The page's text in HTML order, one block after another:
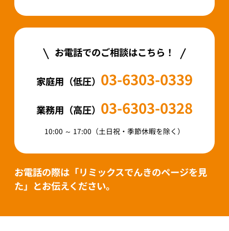
お電話でのご相談はこちら！
家庭用（低圧） 03-6303-0339
業務用（高圧） 03-6303-0328
10:00 ～ 17:00（土日祝・季節休暇を除く）
お電話の際は「リミックスでんきのページを見
た」とお伝えください。